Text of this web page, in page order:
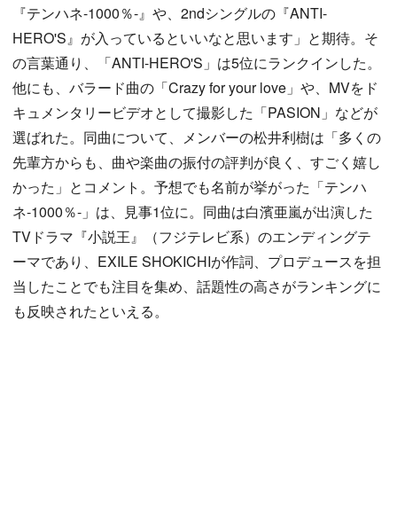
『テンハネ-1000％-』や、2ndシングルの『ANTI-
HERO'S』が入っているといいなと思います」と期待。そ
の言葉通り、「ANTI-HERO'S」は5位にランクインした。
他にも、バラード曲の「Crazy for your love」や、MVをド
キュメンタリービデオとして撮影した「PASION」などが
選ばれた。同曲について、メンバーの松井利樹は「多くの
先輩方からも、曲や楽曲の振付の評判が良く、すごく嬉し
かった」とコメント。予想でも名前が挙がった「テンハ
ネ-1000％-」は、見事1位に。同曲は白濱亜嵐が出演した
TVドラマ『小説王』（フジテレビ系）のエンディングテ
ーマであり、EXILE SHOKICHIが作詞、プロデュースを担
当したことでも注目を集め、話題性の高さがランキングに
も反映されたといえる。